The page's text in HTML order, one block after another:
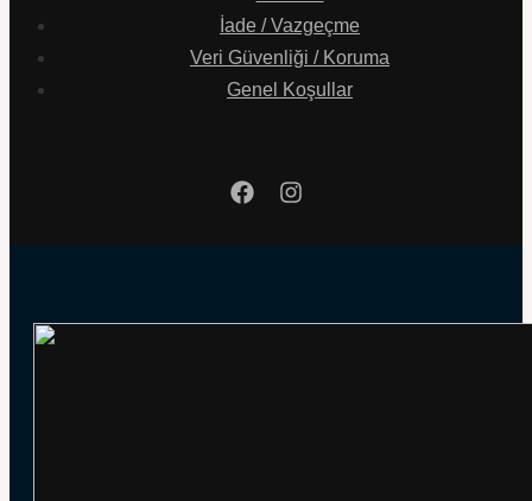
İade / Vazgeçme
Veri Güvenliği / Koruma
Genel Koşullar